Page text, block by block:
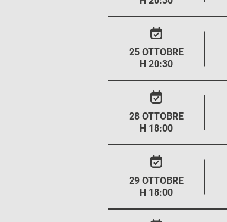
25 OTTOBRE
H 20:30
28 OTTOBRE
H 18:00
29 OTTOBRE
H 18:00